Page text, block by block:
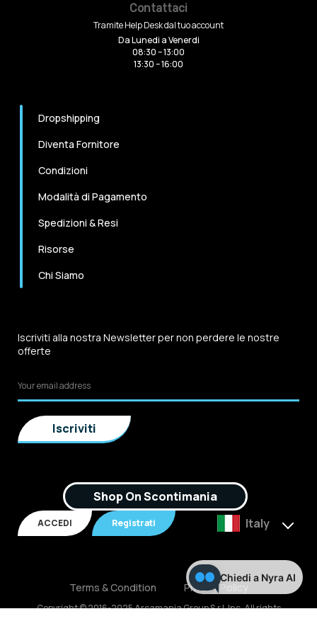
Chiedi a Nyra AI
Contattaci
Tramite Help Desk dal tuo account
Da Lunedi a Venerdi
08:30 – 13:00
13:30 – 16:00
Dropshipping
Diventa Fornitore
Condizioni
Modalità di Pagamento
Spedizioni & Resi
Risorse
Chi Siamo
Iscriviti alla nostra Newsletter per non perdere le nostre
offerte
Shop On Scontimania
ACCEDI Registrati Italy
Copyright © 2016-2025 Arcamania Group S.r.l, Inc. All rights
Terms & Condition Privacy Policy